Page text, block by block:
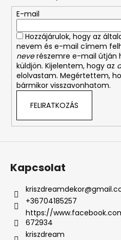
E-mail
Hozzájárulok, hogy az
nevem és e-mail címem
neverészemre e-mail útján
küldjön. Kijelentem, hogy az
elolvastam. Megértettem,
bármikor visszavonhatom.
FELIRATKOZÁS
Kapcsolat
kriszdreamdekor@
+36704185257
https://
672934
kriszdream